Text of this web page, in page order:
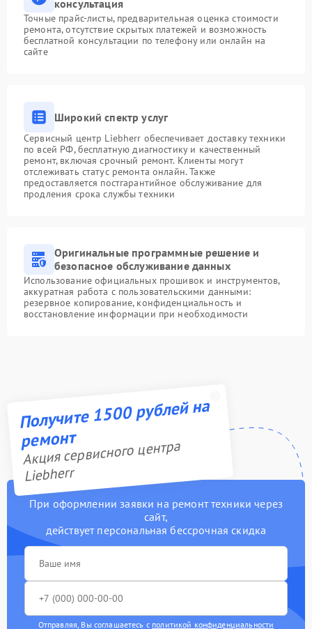
консультация
Точные прайс-листы, предварительная оценка стоимости
ремонта, отсутствие скрытых платежей и возможность
бесплатной консультации по телефону или онлайн на
сайте
Широкий спектр услуг
Сервисный центр Liebherr обеспечивает доставку техники
по всей РФ, бесплатную диагностику и качественный
ремонт, включая срочный ремонт. Клиенты могут
отслеживать статус ремонта онлайн. Также
предоставляется постгарантийное обслуживание для
продления срока службы техники
Оригинальные программные решение и
безопасное обслуживание данных
Использование официальных прошивок и инструментов,
аккуратная работа с пользовательскими данными:
резервное копирование, конфиденциальность и
восстановление информации при необходимости
Получите 1500 рублей на
ремонт
Акция сервисного центра
Liebherr
При оформлении заявки на ремонт техники через
сайт,
действует персональная бессрочная скидка
Отправляя, Вы соглашаетесь с политикой конфиденциальности